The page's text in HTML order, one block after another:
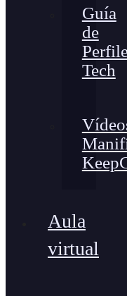
Guía
de
Tech
Aula
virtual